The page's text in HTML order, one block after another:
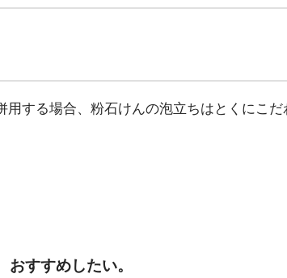
する場合、粉石けんの泡立ちはとくにこ
すすめしたい。